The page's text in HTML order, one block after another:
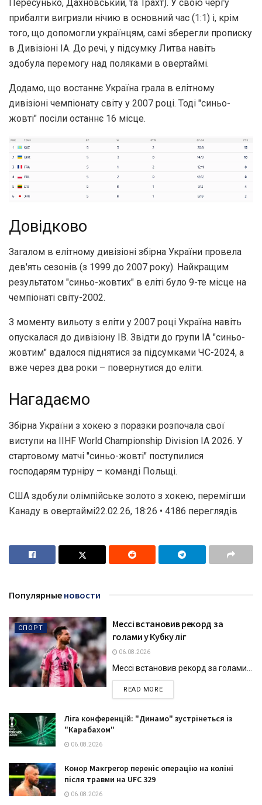
Пересунько, Дахновський, та Трахт). У свою чергу
прибалти вигризли нічию в основний час (1:1) і, крім
того, що допомогли українцям, самі зберегли прописку
в Дивізіоні ІА. До речі, у підсумку Литва навіть
здобула перемогу над поляками в овертаймі.
Додамо, що востаннє Україна грала в елітному
дивізіоні чемпіонату світу у 2007 році. Тоді "синьо-
жовті" посіли останнє 16 місце.
Довідково
Загалом в елітному дивізіоні збірна України провела
дев'ять сезонів (з 1999 до 2007 року). Найкращим
результатом "синьо-жовтих" в еліті було 9-те місце на
чемпіонаті світу-2002.
З моменту вильоту з еліти у 2007 році Україна навіть
опускалася до дивізіону IB. Звідти до групи IA "синьо-
жовтим" вдалося піднятися за підсумками ЧС-2024, а
вже через два роки – повернутися до еліти.
Нагадаємо
Збірна України з хокею з поразки розпочала свої
виступи на IIHF World Championship Division IA 2026. У
стартовому матчі "синьо-жовті" поступилися
господарям турніру – команді Польщі.
США здобули олімпійське золото з хокею, перемігши
Канаду в овертаймі22.02.26, 18:26 • 4186 переглядiв
Популярные новости
СПОРТ
Мессі встановив рекорд за
голами у Кубку ліг
06.08.2026
Мессі встановив рекорд за голами...
READ MOREDETAILS
Ліга конференцій: "Динамо" зустрінеться із
"Карабахом"
06.08.2026
Конор Макгрегор переніс операцію на коліні
після травми на UFC 329
06.08.2026